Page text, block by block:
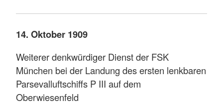
14. Oktober 1909
Weiterer denkwürdiger Dienst der FSK
München bei der Landung des ersten lenkbaren
Parsevalluftschiffs P III auf dem
Oberwiesenfeld